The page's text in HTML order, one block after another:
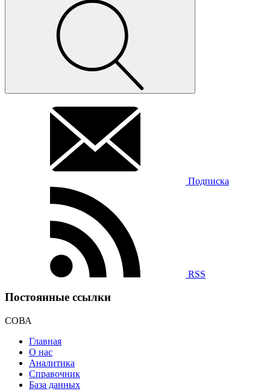
Подписка
RSS
Постоянные ссылки
СОВА
Главная
О нас
Аналитика
Справочник
База данных